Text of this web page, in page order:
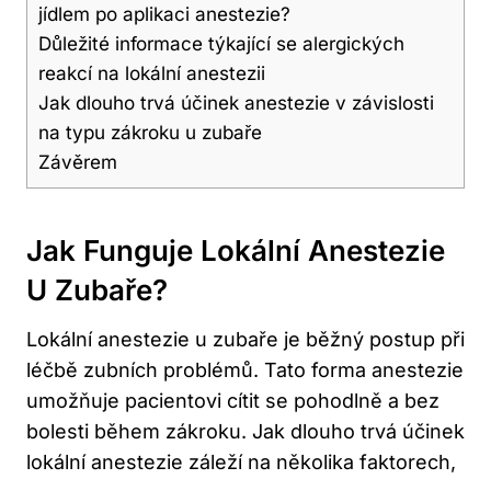
jídlem po aplikaci anestezie?
Důležité informace týkající se alergických
reakcí na lokální anestezii
Jak dlouho trvá účinek anestezie v závislosti
na typu zákroku u zubaře
Závěrem
Jak Funguje Lokální Anestezie
U Zubaře?
Lokální anestezie u zubaře je běžný postup při
léčbě zubních problémů. Tato forma anestezie
umožňuje pacientovi cítit se pohodlně a bez
bolesti během zákroku. Jak dlouho trvá účinek
lokální anestezie záleží na několika faktorech,